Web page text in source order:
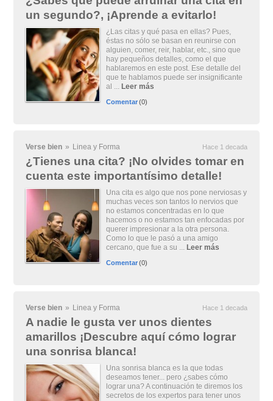
un segundo?, ¡Aprende a evitarlo!
¿Las citas y qué pasa en ellas? Pues,
éstas no sólo se basan en reunirse con
alguien, comer, reir, hablar, etc., sino que
hay pequeños detalles, como el que
hablaremos en este post. Ese detalle del
que te hablamos puede ser insignificante
al ... Leer más
Comentar(0)
Verse bien » Linea y Forma Hace 1 decada
¿Tienes una cita? ¡No olvides tomar en
cuenta este importantísimo detalle!
Una cita es algo que nos pone nerviosas y
muchas veces son tantos lo nervios que
no estamos concentradas en lo que
hacemos o no estamos tan enfocadas por
querer impresionar a la otra persona.
Como lo que le pasó a una amigo
cercano, que fue a su ... Leer más
Comentar(0)
Verse bien » Linea y Forma Hace 1 decada
A nadie le gusta ver unos dientes
amarillos ¡Descubre aquí cómo lograr
una sonrisa blanca!
Una sonrisa blanca es la que todas
deseamos tener... pero ¿sabes cómo
lograr una? A continuación te diremos los
secretos de los expertos para tener unos